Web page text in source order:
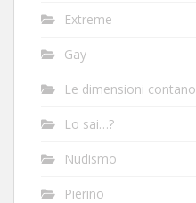
Extreme
Gay
Le dimensioni contano
Lo sai…?
Nudismo
Pierino